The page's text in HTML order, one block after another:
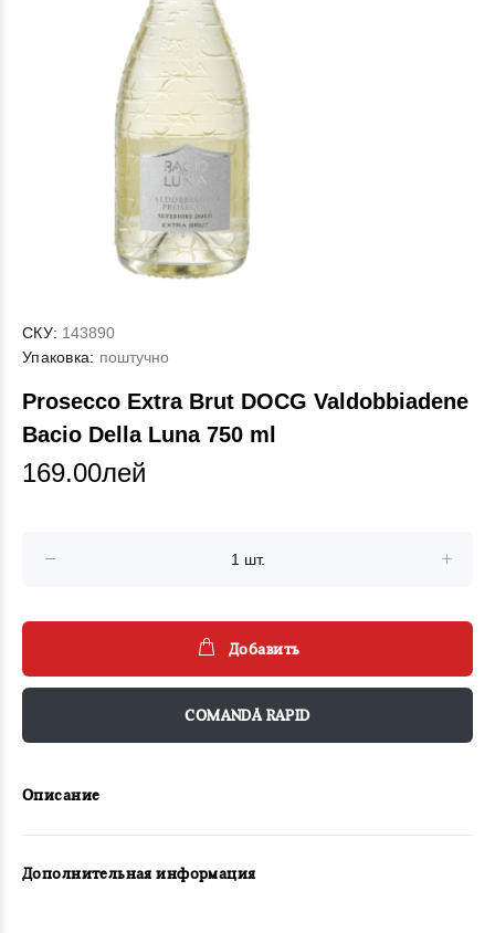
СКУ: 143890
Упаковка: поштучно
Proseсco Extra Brut DOCG Valdobbiadene
Bacio Della Luna 750 ml
169.00лей
Добавить
COMANDĂ RAPID
Описание
Дополнительная информация